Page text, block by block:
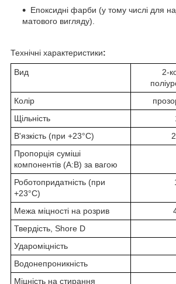
Епоксидні фарби (у тому числі для
матового вигляду).
Технічні характеристики:
Вид
2-
Колір
Щільність
В'язкість (при +23°C)
Пропорція суміші
компонентів (A:B) за вагою
Роботопридатність (при
+23°C)
Межа міцності на розрив
Твердість, Shore D
Удароміцність
Водонепроникність
Міцність на стирання